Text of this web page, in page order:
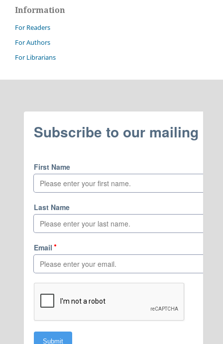
Information
For Readers
For Authors
For Librarians